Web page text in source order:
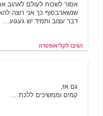
אסור לשכוח לעולם לאהוב
שנשארבסוף.כך אני רוצה
דבר עצוב ותמיד יש געגוע…
הגיבו לקליאופטרה
גם אז,
קמים וממשיכים ללכת….